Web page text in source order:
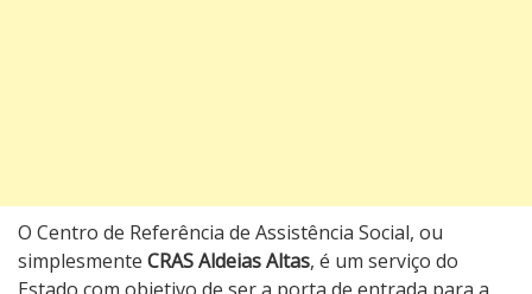
O Centro de Referência de Assistência Social, ou
simplesmente CRAS Aldeias Altas, é um serviço do